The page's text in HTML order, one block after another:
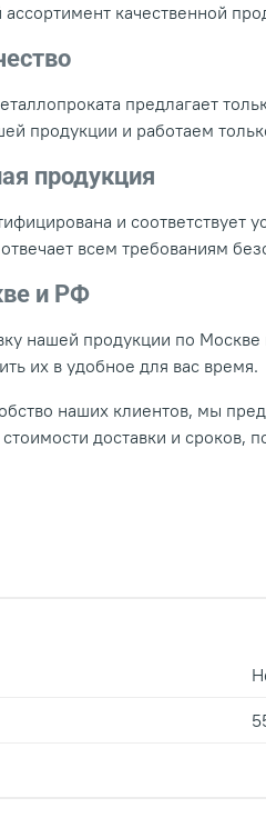
качественной
предлагает
продукции и работаем
продукция
и соответствует
всем требованиям
и РФ
нашей продукции по
их в удобное для вас время.
наших клиентов, мы
доставки и